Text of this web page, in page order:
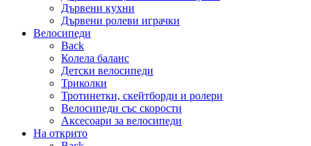
Дървени кухни
Дървени ролеви играчки
Велосипеди
Back
Колела баланс
Детски велосипеди
Триколки
Тротинетки, скейтборди и ролери
Велосипеди със скорости
Аксесоари за велосипеди
На открито